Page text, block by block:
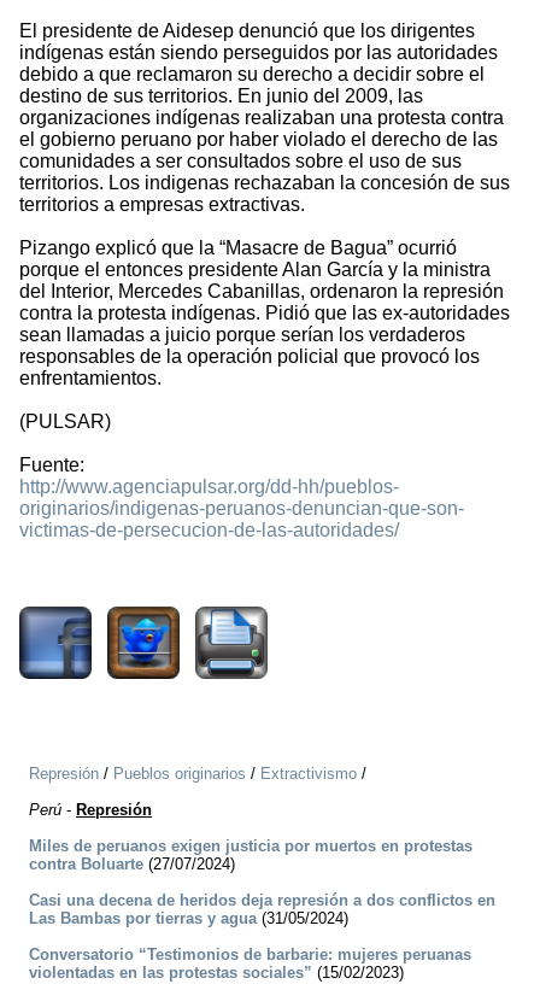
El presidente de Aidesep denunció que los dirigentes
indígenas están siendo perseguidos por las autoridades
debido a que reclamaron su derecho a decidir sobre el
destino de sus territorios. En junio del 2009, las
organizaciones indígenas realizaban una protesta contra
el gobierno peruano por haber violado el derecho de las
comunidades a ser consultados sobre el uso de sus
territorios. Los indigenas rechazaban la concesión de sus
territorios a empresas extractivas.
Pizango explicó que la “Masacre de Bagua” ocurrió
porque el entonces presidente Alan García y la ministra
del Interior, Mercedes Cabanillas, ordenaron la represión
contra la protesta indígenas. Pidió que las ex-autoridades
sean llamadas a juicio porque serían los verdaderos
responsables de la operación policial que provocó los
enfrentamientos.
(PULSAR)
Fuente:
http://www.agenciapulsar.org/dd-hh/pueblos-
originarios/indigenas-peruanos-denuncian-que-son-
victimas-de-persecucion-de-las-autoridades/
Represión / Pueblos originarios / Extractivismo /
Perú - Represión
Miles de peruanos exigen justicia por muertos en protestas
contra Boluarte (27/07/2024)
Casi una decena de heridos deja represión a dos conflictos en
Las Bambas por tierras y agua(31/05/2024)
Conversatorio “Testimonios de barbarie: mujeres peruanas
violentadas en las protestas sociales” (15/02/2023)